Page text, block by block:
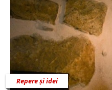
Repere și idei